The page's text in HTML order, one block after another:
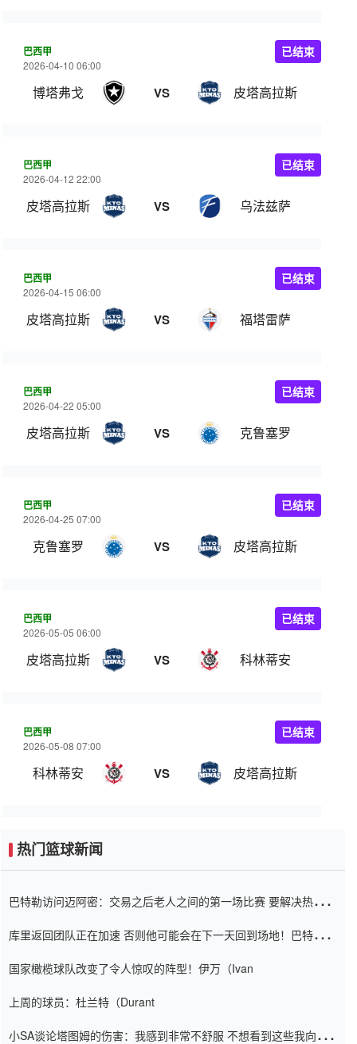
巴西甲
2026-04-10 06:00
博塔弗戈 VS 皮塔高拉斯
已结束
巴西甲
2026-04-12 22:00
皮塔高拉斯 VS 乌法兹萨
已结束
巴西甲
2026-04-15 06:00
皮塔高拉斯 VS 福塔雷萨
已结束
巴西甲
2026-04-22 05:00
皮塔高拉斯 VS 克鲁塞罗
已结束
巴西甲
2026-04-25 07:00
克鲁塞罗 VS 皮塔高拉斯
已结束
巴西甲
2026-05-05 06:00
皮塔高拉斯 VS 科林蒂安
已结束
巴西甲
2026-05-08 07:00
科林蒂安 VS 皮塔高拉斯
已结束
热门篮球新闻
巴特勒访问迈阿密：交易之后老人之间的第一场比赛 要解决热情的
库里返回团队正在加速 否则他可能会在下一天回到场地！巴特勒迈
国家橄榄球队改变了令人惊叹的阵型！伊万（Ivan
上周的球员：杜兰特（Durant
小SA谈论塔图姆的伤害：我感到非常不舒服 不想看到这些我向他